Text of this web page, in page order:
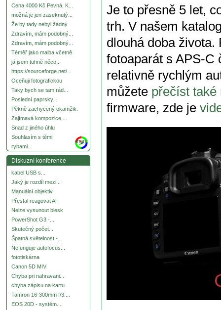
Cena 4000 Kč Pevná. K...
možná je jen zaseknutý...
Že by tady nebyl žádný
Zdravím, mám podobný...
Zdravím, mám podobný...
Téměř jako malba včetně
já jsem tuhně něco...
https://sourceforge.net/...
Oceňuji fotografickou
Taky bych se tam rád...
Poslední paprsky...
Pěkně zachycený okamžik.
Zajímavá kompozice,...
Snad z jiného úhlu
Souhlasím s těmi
rybami...
more
Diskuzní konference
kabel USB s...
Jaký je rozdíl mezi...
Manuální objektiv
Přestal reagovat AF
Nelze vysunout blesk
PowerShot G3 -...
Skutečný počet...
Špatná světelnost -...
Nefunguje autofocus...
fototiskárna
Canon 5D MIV
Chyba pri nahravani...
chyba zápisu na kartu
Tamron 16-300mm f/3....
EOS 20D - systém....
Je to přesně 5 let,
trh. V našem
dlouhá doba
fotoaparát s APS-C
relativně rychlým
můžete přečíst také
firmware, zde je